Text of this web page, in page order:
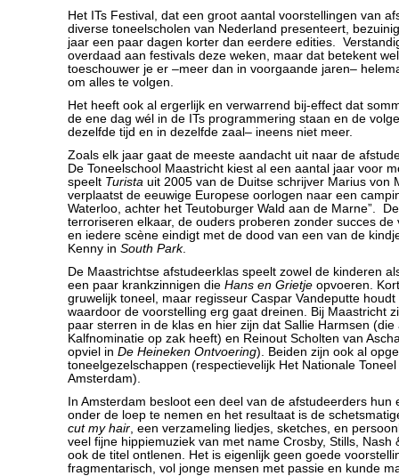
Het ITs Festival, dat een groot aantal voorstellingen van
diverse toneelscholen van Nederland presenteert,
jaar een paar dagen korter dan eerdere edities.
overdaad aan festivals deze weken, maar dat betekent
toeschouwer je er –meer dan in voorgaande jaren–
om alles te volgen.
Het heeft ook al ergerlijk en verwarrend bij-effect dat
de ene dag wél in de ITs programmering staan en de
dezelfde tijd en in dezelfde zaal– ineens niet meer.
Zoals elk jaar gaat de meeste aandacht uit naar de
De Toneelschool Maastricht kiest al een aantal jaar voor
speelt Turista uit 2005 van de Duitse schrijver Marius von
verplaatst de eeuwige Europese oorlogen naar een
Waterloo, achter het Teutoburger Wald aan de Marne”.
terroriseren elkaar, de ouders proberen zonder succes de
en iedere scène eindigt met de dood van een van de
Kenny in South Park.
De Maastrichtse afstudeerklas speelt zowel de kinderen
een paar krankzinnigen die Hans en Grietje opvoeren.
gruwelijk toneel, maar regisseur Caspar Vandeputte
waardoor de voorstelling erg gaat dreinen. Bij Maastricht
paar sterren in de klas en hier zijn dat Sallie Harmsen (die
Kalfnominatie op zak heeft) en Reinout Scholten van
opviel in De Heineken Ontvoering). Beiden zijn ook al
toneelgezelschappen (respectievelijk Het Nationale
Amsterdam).
In Amsterdam besloot een deel van de afstudeerders hun
onder de loep te nemen en het resultaat is de
cut my hair, een verzameling liedjes, sketches, en
veel fijne hippiemuziek van met name Crosby, Stills, Nash
ook de titel ontlenen. Het is eigenlijk geen goede
fragmentarisch, vol jonge mensen met passie en kunde